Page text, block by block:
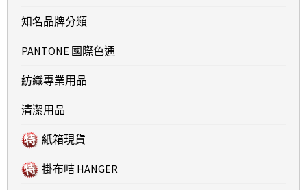
知名品牌分類
PANTONE 國際色通
紡織專業用品
清潔用品
紙箱現貨
掛布咭 HANGER